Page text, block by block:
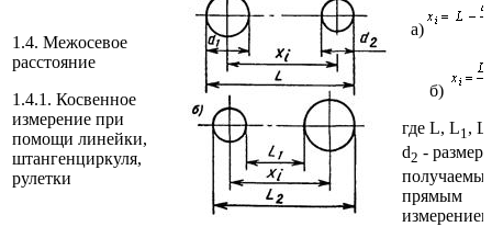
1.4. Межосевое
расстояние
1.4.1. Косвенное
измерение при
помощи линейки,
штангенциркуля,
рулетки
а)
б)
где L, L1, L
d2 -
получаемые
прямым
измерением